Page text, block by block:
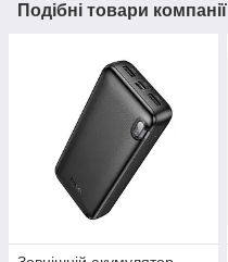
Подібні товари компанії